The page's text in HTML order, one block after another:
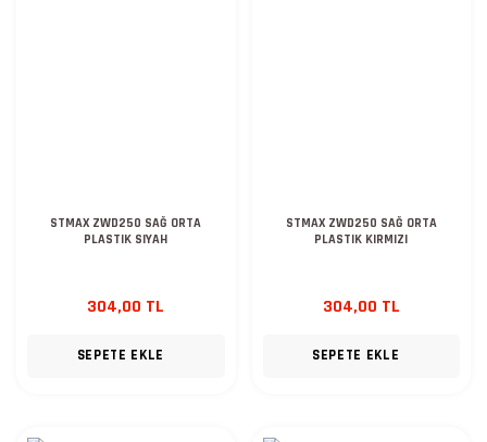
STMAX ZWD250 SAĞ ORTA
PLASTIK SIYAH
304,00 TL
SEPETE EKLE
STMAX ZWD250 SAĞ ORTA
PLASTIK KIRMIZI
304,00 TL
SEPETE EKLE